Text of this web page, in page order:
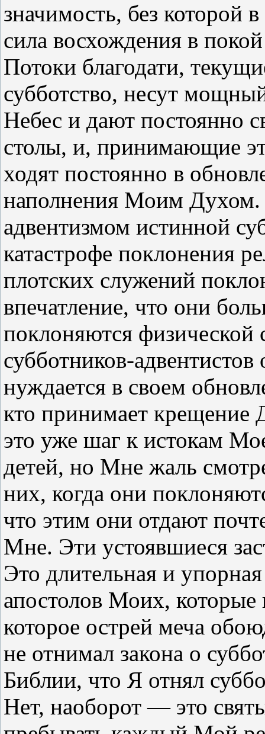
значимость, без которой
сила восхождения в
Потоки благодати,
субботство, несут
Небес и дают постоянно
столы, и, принимающие
ходят постоянно в
наполнения Моим Духом.
адвентизмом истинной
катастрофе поклонения
плотских служений
впечатление, что они
поклоняются
субботников-адвентистов
нуждается в своем
кто принимает крещение
это уже шаг к истокам
детей, но Мне жаль
них, когда они
что этим они отдают
Мне. Эти устоявшиеся
Это длительная и
апостолов Моих,
которое острей меча
не отнимал закона о
Библии, что Я отнял
Нет, наоборот — это